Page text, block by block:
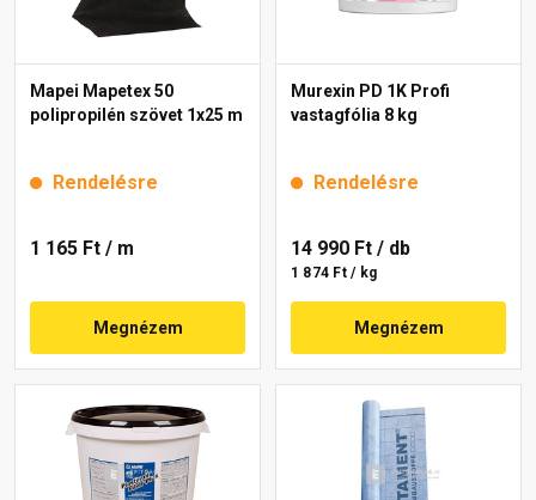
Mapei Mapetex 50
polipropilén szövet 1x25 m
Rendelésre
1 165 Ft / m
Megnézem
Murexin PD 1K Profi
vastagfólia 8 kg
Rendelésre
14 990 Ft / db
1 874 Ft / kg
Megnézem